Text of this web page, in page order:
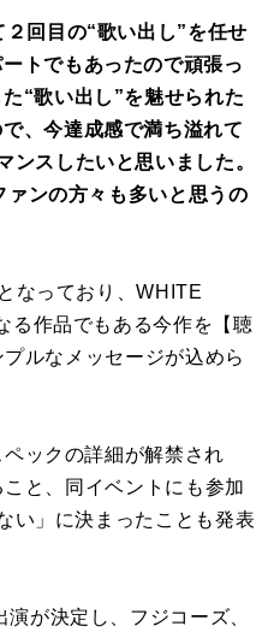
２回目の“歌い出し”を任せ
トでもあったので頑張っ
“歌い出し”を魅せられた
、今達成感で満ち溢れて
スしたいと思いました。
ンの方々も多いと思うの
なっており、WHITE
る作品でもある今作を【聴
ルなメッセージが込めら
ックの詳細が解禁され
と、同イベントにも参加
い」に決まったことも発表
が決定し、フジコーズ、